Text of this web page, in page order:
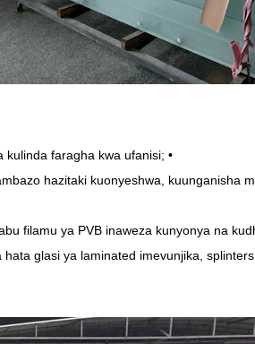
faragha kwa ufanisi; •
hazitaki kuonyeshwa, kuunganisha
filamu ya PVB inaweza kunyonya na
glasi ya laminated imevunjika,